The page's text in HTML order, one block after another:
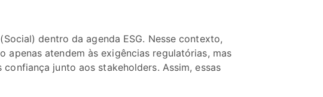
dentro da agenda ESG. Nesse contexto,
atendem às exigências regulatórias, mas
junto aos stakeholders. Assim, essas